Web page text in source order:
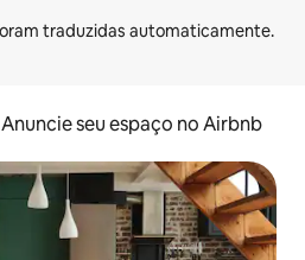
Anuncie seu espaço no Airbnb